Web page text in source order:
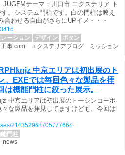
テーマ：川口市 エクステリア ト
。システム門柱です。白の門柱は映え
合わせる自由がさらにUPイメ・・・
レーション デザイン
ボタン
事.com エクステリアブログ ミッション
中京エリアは初出展のト
。EXEでは毎回色々な製品を拝
は機能門柱に絞った展示。
中京エリアは初出展のトーシンコーポ
な製品を拝見してますけども、今回は
214352968705777664
門柱